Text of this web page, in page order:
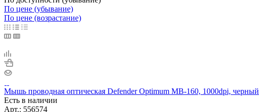
По цене (убывание)
По цене (возрастание)
Мышь проводная оптическая Defender Optimum MB-160, 1000dpi, черный
Есть в наличии
Арт.: 556574